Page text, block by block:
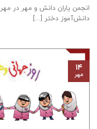
دانش‌آموز دختر [...]
۱۴
مهر